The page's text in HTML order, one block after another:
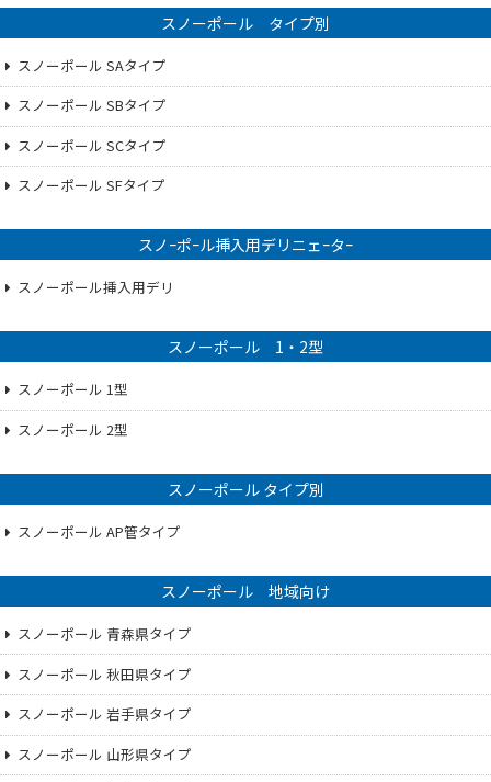
スノーポール タイプ別
スノーポール SAタイプ
スノーポール SBタイプ
スノーポール SCタイプ
スノーポール SFタイプ
スノｰポｰル挿入用デリニェｰタｰ
スノーポール挿入用デリ
スノーポール 1・2型
スノーポール 1型
スノーポール 2型
スノーポール タイプ別
スノーポール AP管タイプ
スノーポール 地域向け
スノーポール 青森県タイプ
スノーポール 秋田県タイプ
スノーポール 岩手県タイプ
スノーポール 山形県タイプ